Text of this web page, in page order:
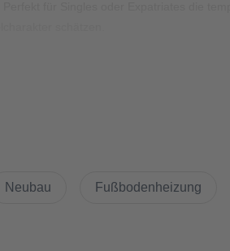
Neubau Fußbodenheizung